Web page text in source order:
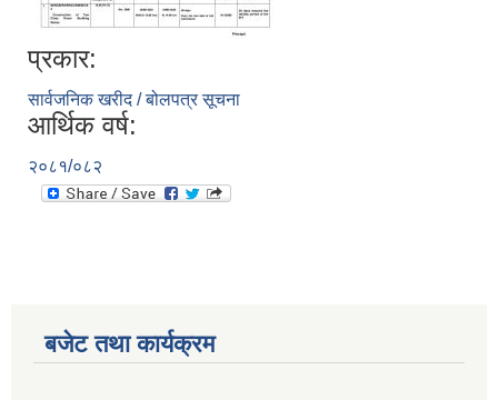
प्रकार:
सार्वजनिक खरीद / बोलपत्र सूचना
आर्थिक वर्ष:
२०८१/०८२
बजेट तथा कार्यक्रम